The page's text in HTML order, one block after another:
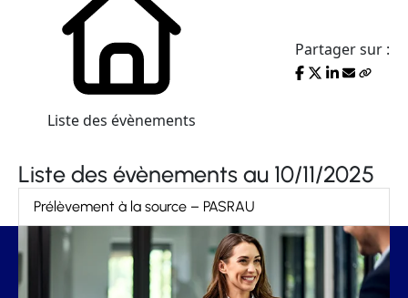
Liste des évènements
Partager sur :
Liste des évènements au 10/11/2025
Prélèvement à la source – PASRAU